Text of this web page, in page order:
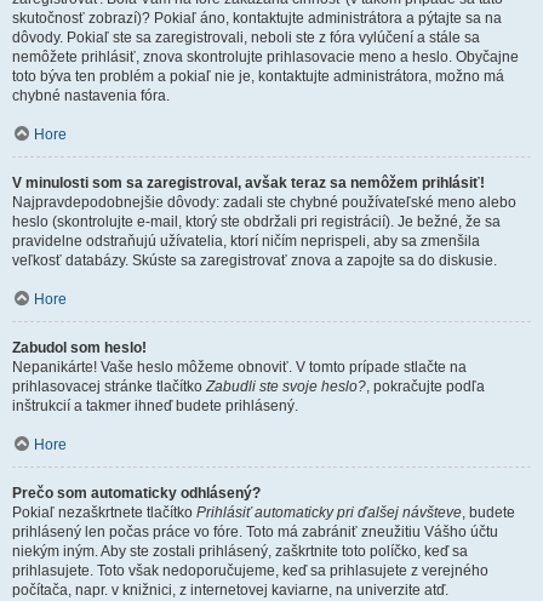
skutočnosť zobrazí)? Pokiaľ áno, kontaktujte administrátora a pýtajte sa na
dôvody. Pokiaľ ste sa zaregistrovali, neboli ste z fóra vylúčení a stále sa
nemôžete prihlásiť, znova skontrolujte prihlasovacie meno a heslo. Obyčajne
toto býva ten problém a pokiaľ nie je, kontaktujte administrátora, možno má
chybné nastavenia fóra.
Hore
V minulosti som sa zaregistroval, avšak teraz sa nemôžem prihlásiť!
Najpravdepodobnejšie dôvody: zadali ste chybné používateľské meno alebo
heslo (skontrolujte e-mail, ktorý ste obdržali pri registrácií). Je bežné, že sa
pravidelne odstraňujú užívatelia, ktorí ničím neprispeli, aby sa zmenšila
veľkosť databázy. Skúste sa zaregistrovať znova a zapojte sa do diskusie.
Hore
Zabudol som heslo!
Nepanikárte! Vaše heslo môžeme obnoviť. V tomto prípade stlačte na
prihlasovacej stránke tlačítkoZabudli ste svoje heslo?, pokračujte podľa
inštrukcií a takmer ihneď budete prihlásený.
Hore
Prečo som automaticky odhlásený?
Pokiaľ nezaškrtnete tlačítko Prihlásiť automaticky pri ďalšej návšteve, budete
prihlásený len počas práce vo fóre. Toto má zabrániť zneužitiu Vášho účtu
niekým iným. Aby ste zostali prihlásený, zaškrtnite toto políčko, keď sa
prihlasujete. Toto však nedoporučujeme, keď sa prihlasujete z verejného
počítača, napr. v knižnici, z internetovej kaviarne, na univerzite atď.